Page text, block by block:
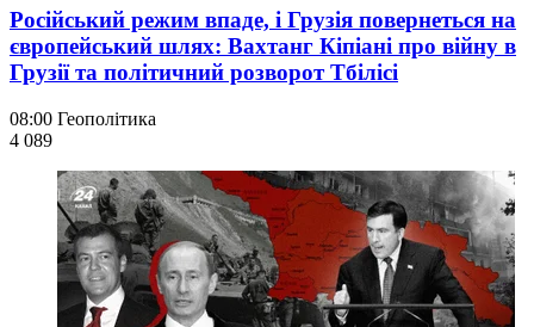
Російський режим впаде, і Грузія повернеться на
європейський шлях: Вахтанг Кіпіані про війну в
Грузії та політичний розворот Тбілісі
08:00 Геополітика
4 089